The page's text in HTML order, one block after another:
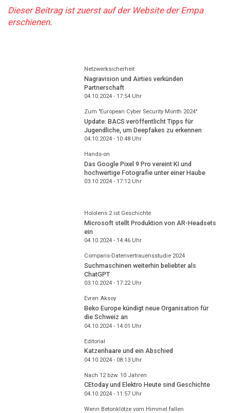
Dieser Beitrag ist zuerst auf der Website der Empa
erschienen.
Netzwerksicherheit
Nagravision und Airties verkünden
Partnerschaft
04.10.2024 - 17:54Uhr
Zum "European Cyber Security Month 2024"
Update: BACS veröffentlicht Tipps für
Jugendliche, um Deepfakes zu erkennen
04.10.2024 - 10:48Uhr
Hands-on
Das Google Pixel 9 Pro vereint KI und
hochwertige Fotografie unter einer Haube
03.10.2024 - 17:12Uhr
Hololens 2 ist Geschichte
Microsoft stellt Produktion von AR-Headsets
ein
04.10.2024 - 14:46Uhr
Comparis-Datenvertrauensstudie 2024
Suchmaschinen weiterhin beliebter als
ChatGPT
03.10.2024 - 17:22Uhr
Evren Aksoy
Beko Europe kündigt neue Organisation für
die Schweiz an
04.10.2024 - 14:01 Uhr
Editorial
Katzenhaare und ein Abschied
04.10.2024 - 08:13Uhr
Nach 12 bzw. 10 Jahren
CEtoday und Elektro Heute sind Geschichte
04.10.2024 - 11:57Uhr
Wenn Betonklötze vom Himmel fallen